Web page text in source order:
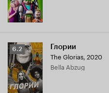
Рейтинг
Кинопоиска
6.2
6.2 Глории
The Glorias, 2020
Bella Abzug